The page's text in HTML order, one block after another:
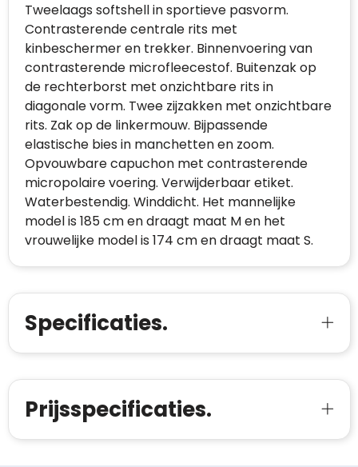
Tweelaags softshell in sportieve pasvorm.
Contrasterende centrale rits met
kinbeschermer en trekker. Binnenvoering van
contrasterende microfleecestof. Buitenzak op
de rechterborst met onzichtbare rits in
diagonale vorm. Twee zijzakken met onzichtbare
rits. Zak op de linkermouw. Bijpassende
elastische bies in manchetten en zoom.
Opvouwbare capuchon met contrasterende
micropolaire voering. Verwijderbaar etiket.
Waterbestendig. Winddicht. Het mannelijke
model is 185 cm en draagt maat M en het
vrouwelijke model is 174 cm en draagt maat S.
Specificaties.
Prijsspecificaties.